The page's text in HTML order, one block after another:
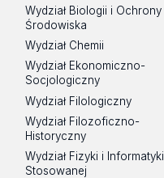
Wydział Biologii i Ochrony
Środowiska
Wydział Chemii
Wydział Ekonomiczno-
Socjologiczny
Wydział Filologiczny
Wydział Filozoficzno-
Historyczny
Wydział Fizyki i Informatyki
Stosowanej